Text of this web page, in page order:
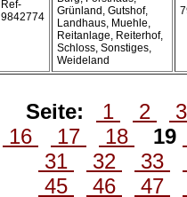
Ref-
9842774
Grünland, Gutshof,
Landhaus, Muehle,
Reitanlage, Reiterhof,
Schloss, Sonstiges,
Weideland
Seite: 1 2
16
17 18 19
31
32 33
45
46 47